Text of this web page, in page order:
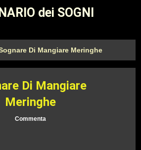
principale
dei SOGNI
Di Mangiare Meringhe
Di Mangiare
Meringhe
Commenta